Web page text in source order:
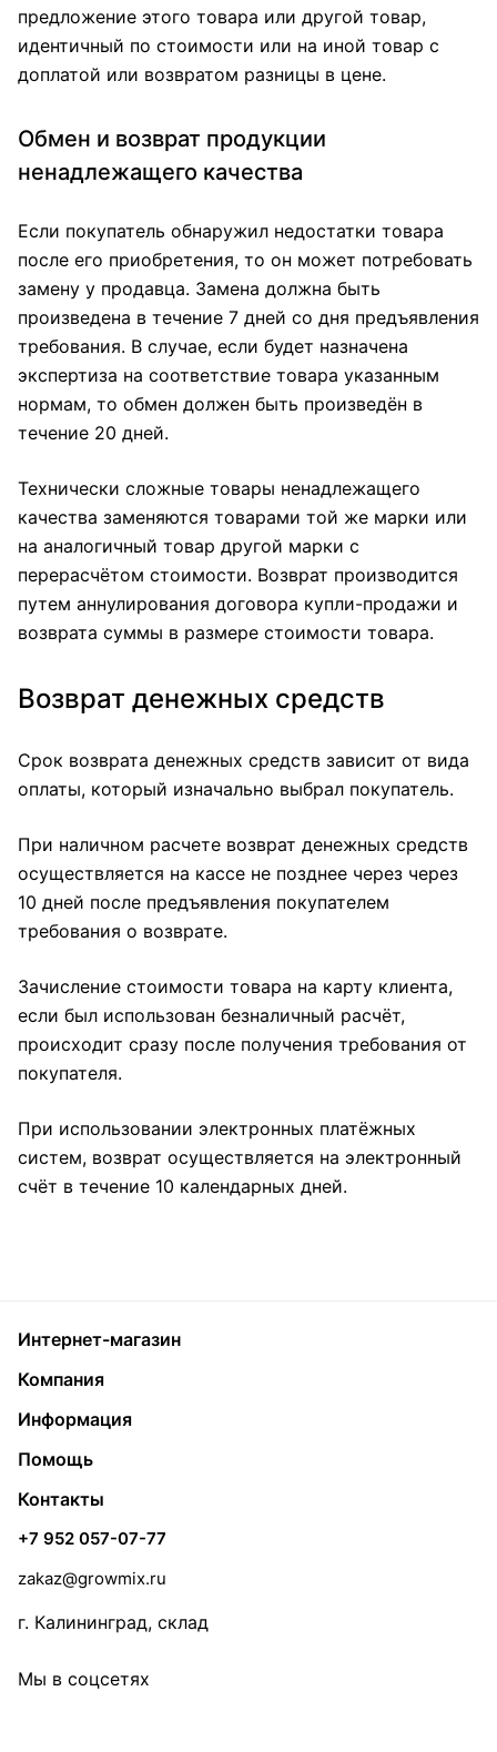
предложение этого товара или другой товар,
идентичный по стоимости или на иной товар с
доплатой или возвратом разницы в цене.
Обмен и возврат продукции
ненадлежащего качества
Если покупатель обнаружил недостатки товара
после его приобретения, то он может потребовать
замену у продавца. Замена должна быть
произведена в течение 7 дней со дня предъявления
требования. В случае, если будет назначена
экспертиза на соответствие товара указанным
нормам, то обмен должен быть произведён в
течение 20 дней.
Технически сложные товары ненадлежащего
качества заменяются товарами той же марки или
на аналогичный товар другой марки с
перерасчётом стоимости. Возврат производится
путем аннулирования договора купли-продажи и
возврата суммы в размере стоимости товара.
Возврат денежных средств
Срок возврата денежных средств зависит от вида
оплаты, который изначально выбрал покупатель.
При наличном расчете возврат денежных средств
осуществляется на кассе не позднее через через
10 дней после предъявления покупателем
требования о возврате.
Зачисление стоимости товара на карту клиента,
если был использован безналичный расчёт,
происходит сразу после получения требования от
покупателя.
При использовании электронных платёжных
систем, возврат осуществляется на электронный
счёт в течение 10 календарных дней.
Интернет-магазин
Компания
Информация
Помощь
Контакты
+7 952 057-07-77
zakaz@growmix.ru
г. Калининград, склад
Мы в соцсетях